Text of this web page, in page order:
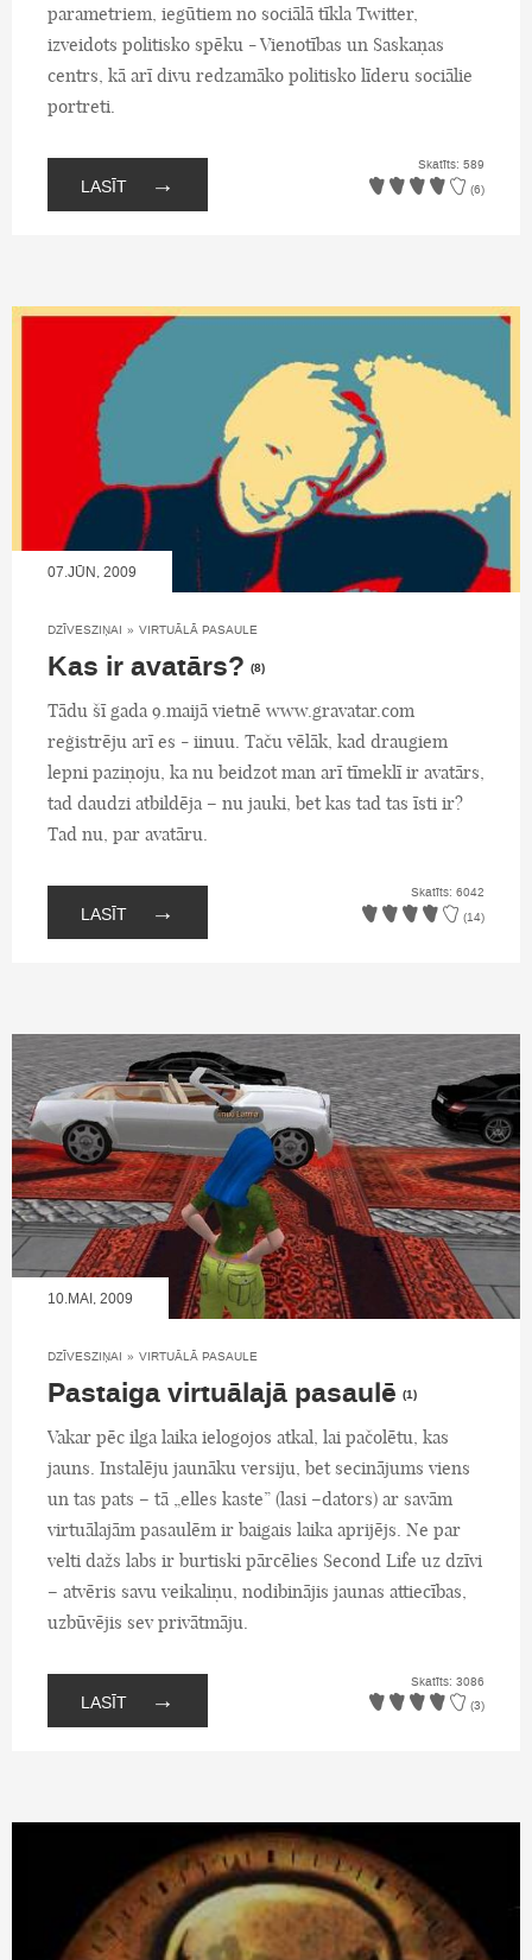
parametriem, iegūtiem no sociālā tīkla Twitter,
izveidots politisko spēku - Vienotības un Saskaņas
centrs, kā arī divu redzamāko politisko līderu sociālie
portreti.
LASĪT →
Skatīts: 589
(6)
07.JŪN, 2009
DZĪVESZIŅAI » VIRTUĀLĀ PASAULE
Kas ir avatārs? (8)
Tādu šī gada 9.maijā vietnē www.gravatar.com
reģistrēju arī es - iinuu. Taču vēlāk, kad draugiem
lepni paziņoju, ka nu beidzot man arī tīmeklī ir avatārs,
tad daudzi atbildēja – nu jauki, bet kas tad tas īsti ir?
Tad nu, par avatāru.
LASĪT →
Skatīts: 6042
(14)
10.MAI, 2009
DZĪVESZIŅAI » VIRTUĀLĀ PASAULE
Pastaiga virtuālajā pasaulē (1)
Vakar pēc ilga laika ielogojos atkal, lai pačolētu, kas
jauns. Instalēju jaunāku versiju, bet secinājums viens
un tas pats – tā „elles kaste” (lasi –dators) ar savām
virtuālajām pasaulēm ir baigais laika aprijējs. Ne par
velti dažs labs ir burtiski pārcēlies Second Life uz dzīvi
– atvēris savu veikaliņu, nodibinājis jaunas attiecības,
uzbūvējis sev privātmāju.
LASĪT →
Skatīts: 3086
(3)